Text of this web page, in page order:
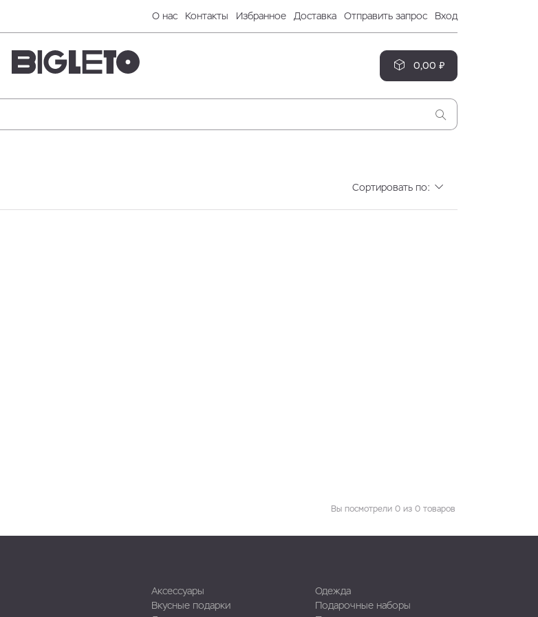
О нас Контакты Избранное Доставка Отправить запрос Вход
0,00 ₽
Сортировать по:
Вы посмотрели 0 из 0 товаров
Аксессуары
Вкусные подарки
Одежда
Подарочные наборы